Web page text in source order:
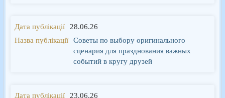
28.06.26
Советы по выбору оригинального
сценария для празднования важных
событий в кругу друзей
23.06.26